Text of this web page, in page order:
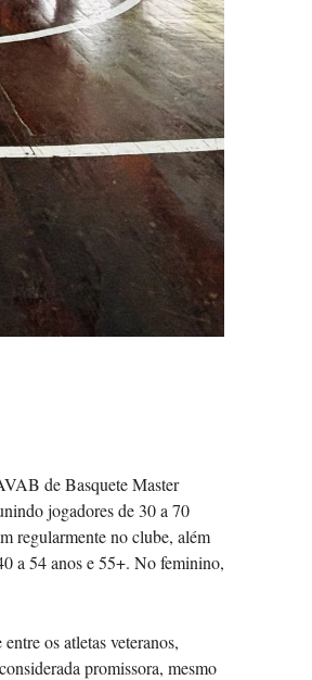
de Basquete Master
jogadores de 30 a 70
regularmente no clube, além
a 54 anos e 55+. No feminino,
os atletas veteranos,
promissora, mesmo